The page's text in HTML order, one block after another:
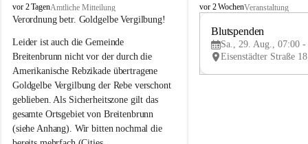
B
r
i
t
e
n
b
r
u
n
vor 2 TagenAmtliche Mitteilung
Verordnung betr. Goldgelbe Vergilbung!
Leider ist auch die Gemeinde
Breitenbrunn nicht vor der durch die
Amerikanische Rebzikade übertragene
Goldgelbe Vergilbung der Rebe verschont
geblieben. Als Sicherheitszone gilt das
gesamte Ortsgebiet von Breitenbrunn
(siehe Anhang). Wir bitten nochmal die
B
e
vor 2 WochenVeranstaltung
Blutspenden
Sa., 29. Aug., 07:00 -